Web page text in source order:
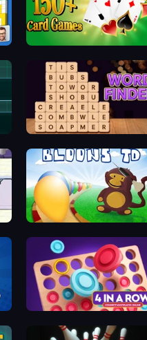
Word Finder
Bloons Tower Defense
Connect 4 Online Multiplayer